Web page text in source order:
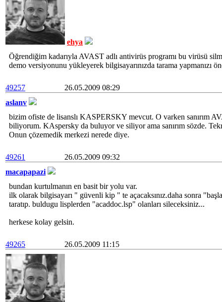
ehya
Öğrendiğim kadarıyla AVAST adlı antivirüs programı bu virüsü
demo versiyonunu yükleyerek bilgisayarınızda tarama yapmanızı
49257
26.05.2009 08:29
aslanv
bizim ofiste de lisanslı KASPERSKY mevcut. O varken sanırım
biliyorum. KAspersky da buluyor ve siliyor ama sanırım sözde.
Onun çözemedik merkezi nerede diye.
49261
26.05.2009 09:32
macapapazi
bundan kurtulmanın en basit bir yolu var.
ilk olarak bilgisayarı " güvenli kip " te açacaksınız.daha sonra
taratıp. buldugu lisplerden "acaddoc.lsp" olanları sileceksiniz...
herkese kolay gelsin.
49265 26.05.2009 11:15